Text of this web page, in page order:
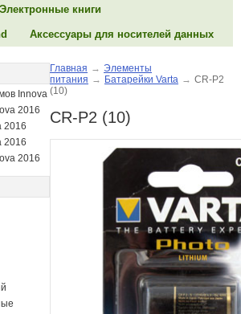
Электронные книги
Аксессуары для носителей данных
Innova
2016
2016
2016
2016
Главная → Элементы
питания → Батарейки Varta → CR-P2
(10)
CR-P2 (10)